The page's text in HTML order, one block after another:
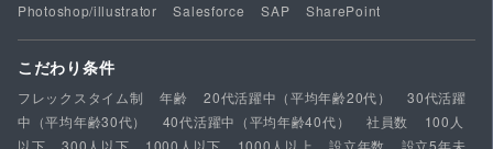
Photoshop/illustrator
Salesforce SAP SharePoint
こだわり条件
フレックスタイム制 年齢 20代活躍中（平均年齢20代）
30代活躍
中（平均年齢30代）
40代活躍中（平均年齢40代） 社員数
100人